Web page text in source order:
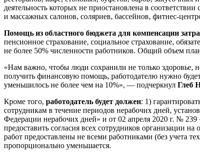
деятельность которых не приостановлена в
и массажных салонов, соляриев, бассейнов, фитнес-
Помощь из областного бюджета для компенсации
пенсионное страхование, социальное страхование,
не более 50% численности работников. Общий объем
«Нам важно, чтобы люди сохранили не только здоровье,
получить финансовую помощь, работодателю нужно
уменьшилось не более чем на 10%», — подчеркнул Глеб
Кроме того, работодатель будет должен: 1)
сотрудникам в течение периодов нерабочих дней,
Федерации нерабочих дней» и от 02 апреля 2020 г. №
предоставить согласия всех сотрудников организации
работ предоставлены не всеми работниками (без учета
пропорционально уменьшается.